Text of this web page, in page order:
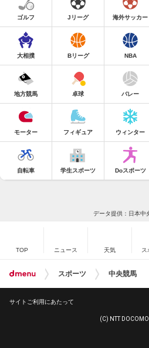
ゴルフ Jリーグ 海外サッカー
大相撲 Bリーグ NBA
地方競馬 卓球 バレー
モーター フィギュア ウィンター
自転車 学生スポーツ Doスポーツ
データ提供：日本中
TOP ニュース 天気 ス
スポーツ 中央競馬
サイトご利用にあたって
(C) NTT